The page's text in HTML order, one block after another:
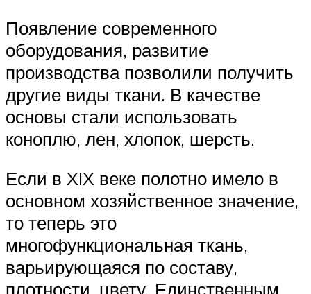
Появление современного
оборудования, развитие
производства позволили получить
другие виды ткани. В качестве
основы стали использовать
коноплю, лен, хлопок, шерсть.
Если в XIX веке полотно имело в
основном хозяйственное значение,
то теперь это
многофункциональная ткань,
варьирующаяся по составу,
плотности, цвету. Единственным